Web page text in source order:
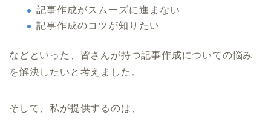
記事作成がスムーズに進まない
記事作成のコツが知りたい
などといった、皆さんが持つ記事作成についての悩み
を解決したいと考えました。
そして、私が提供するのは、